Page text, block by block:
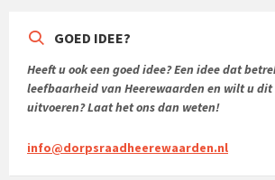
GOED IDEE?
Heeft u ook een goed idee? Een idee dat
leefbaarheid van Heerewaarden en wilt u dit
uitvoeren? Laat het ons dan weten!
info@dorpsraadheerewaarden.nl